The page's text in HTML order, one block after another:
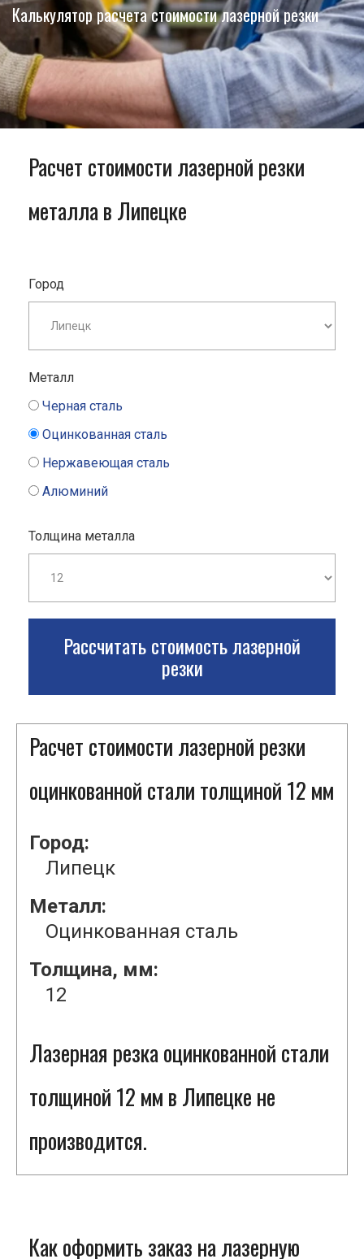
Калькулятор расчета стоимости лазерной резки
Расчет стоимости лазерной резки
металла в Липецке
Город
Металл
Черная сталь
Оцинкованная сталь
Нержавеющая сталь
Алюминий
Толщина металла
Рассчитать стоимость лазерной
резки
Расчет стоимости лазерной резки
оцинкованной стали толщиной 12 мм
Город:
Липецк
Металл:
Оцинкованная сталь
Толщина, мм:
12
Лазерная резка оцинкованной стали
толщиной 12 мм в Липецке не
производится.
Как оформить заказ на лазерную